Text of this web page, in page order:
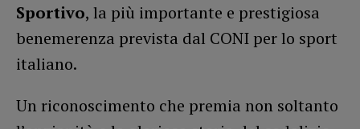
Sportivo, la più importante e prestigiosa
benemerenza prevista dal CONI per lo sport
italiano.
Un riconoscimento che premia non soltanto